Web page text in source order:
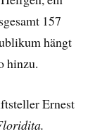
157
hängt
hinzu.
Ernest